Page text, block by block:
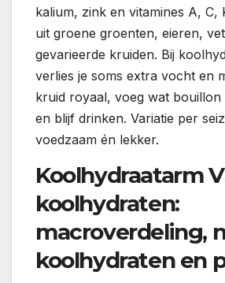
kalium, zink en vitamines A, C,
uit groene groenten, eieren,
gevarieerde kruiden. Bij
verlies je soms extra vocht en
kruid royaal, voeg wat bouillon
en blijf drinken. Variatie per
voedzaam én lekker.
Koolhydraatarm
koolhydraten:
macroverdeling,
koolhydraten en